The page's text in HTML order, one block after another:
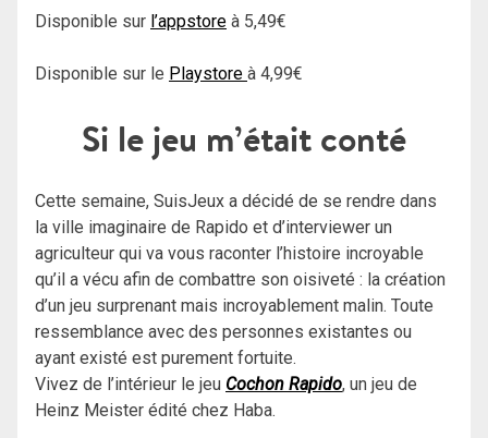
Disponible sur l’appstore à 5,49€
Disponible sur le Playstore à 4,99€
Si le jeu m’était conté
Cette semaine, SuisJeux a décidé de se rendre dans
la ville imaginaire de Rapido et d’interviewer un
agriculteur qui va vous raconter l’histoire incroyable
qu’il a vécu afin de combattre son oisiveté : la création
d’un jeu surprenant mais incroyablement malin. Toute
ressemblance avec des personnes existantes ou
ayant existé est purement fortuite.
Vivez de l’intérieur le jeu Cochon Rapido, un jeu de
Heinz Meister édité chez Haba.